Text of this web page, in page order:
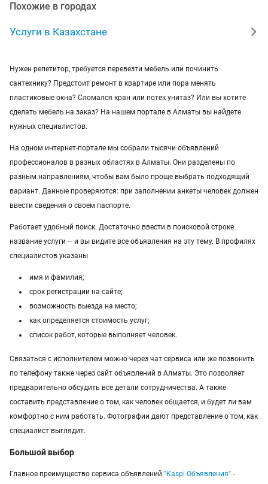
мебель на заказ установка кондиционеров
москитные сетки ремонт окон ворота
ремонт стиральных машин диван
манипулятор тамада реставрация мебели
прихожая двери ремонт
Похожие в городах
Услуги в Казахстане
Нужен репетитор, требуется перевезти мебель или починить
сантехнику? Предстоит ремонт в квартире или пора менять
пластиковые окна? Сломался кран или потек унитаз? Или вы хотите
сделать мебель на заказ? На нашем портале в Алматы вы найдете
нужных специалистов.
На одном интернет-портале мы собрали тысячи объявлений
профессионалов в разных областях в Алматы. Они разделены по
разным направлениям, чтобы вам было проще выбрать подходящий
вариант. Данные проверяются: при заполнении анкеты человек должен
ввести сведения о своем паспорте.
Работает удобный поиск. Достаточно ввести в поисковой строке
название услуги – и вы видите все объявления на эту тему. В профилях
специалистов указаны
имя и фамилия;
срок регистрации на сайте;
возможность выезда на место;
как определяется стоимость услуг;
список работ, которые выполняет человек.
Связаться с исполнителем можно через чат сервиса или же позвонить
по телефону также через сайт объявлений в Алматы. Это позволяет
предварительно обсудить все детали сотрудничества. А также
составить представление о том, как человек общается, и будет ли вам
комфортно с ним работать. Фотографии дают представление о том, как
специалист выглядит.
Большой выбор
Главное преимущество сервиса объявлений "Kaspi Объявления" -